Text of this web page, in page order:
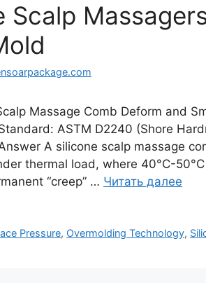
Scalp
Massage Comb Deform and
ASTM D2240 (Shore
A silicone scalp massage
thermal load, where 40°C-
“creep” … Читать далее
Pressure, Overmolding Technology,